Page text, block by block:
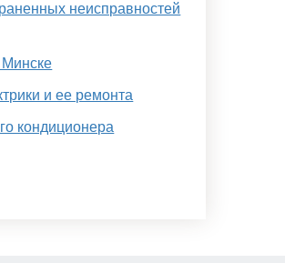
неисправностей
Минске
и ее ремонта
кондиционера